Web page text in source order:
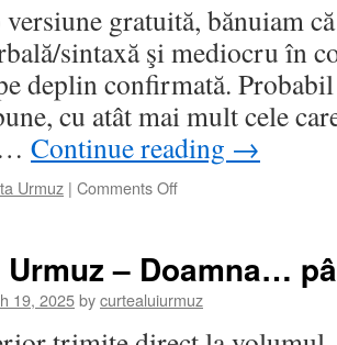
Urmuz
gratuită, bănuiam
sintaxă şi mediocru în
deplin confirmată.
cu atât mai mult cele
Continue reading →
Urmuz | Comments Offon
Despre
Urmuz,
ChatGPT
Urmuz – Doamna…
19, 2025bycurtealuiurmuz